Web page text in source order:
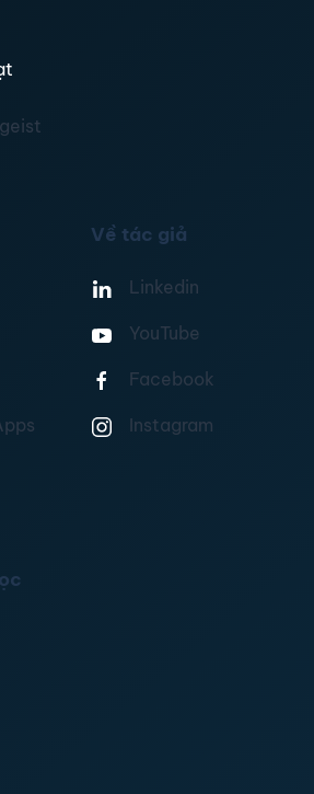
Về tác giả
Linkedin
YouTube
Facebook
Instagram